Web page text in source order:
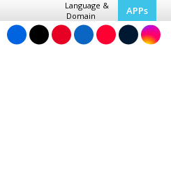
Language &
Domain
APPs